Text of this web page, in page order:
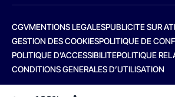
CGVMENTIONS LEGALESPUBLICITE SUR
GESTION DES COOKIESPOLITIQUE DE
POLITIQUE D’ACCESSIBILITEPOLITIQUE
CONDITIONS GENERALES D’UTILISATION